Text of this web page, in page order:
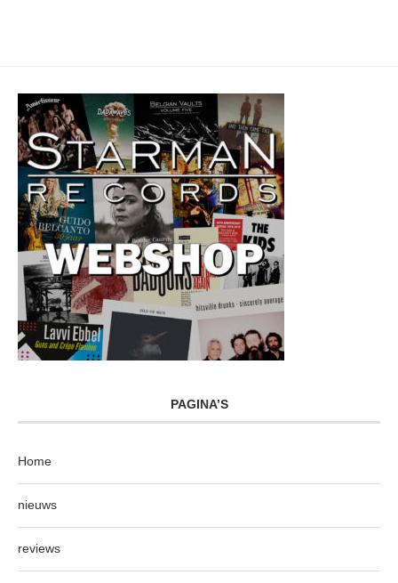
PAGINA’S
Home
nieuws
reviews